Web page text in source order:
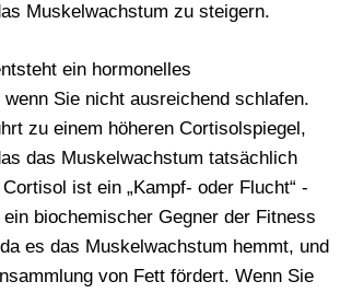
Muskelwachstum zu steigern.
ein hormonelles
Sie nicht ausreichend schlafen.
zu einem höheren Cortisolspiegel,
das Muskelwachstum tatsächlich
ist ein „Kampf- oder Flucht“ -
biochemischer Gegner der Fitness
es das Muskelwachstum hemmt, und
von Fett fördert. Wenn Sie